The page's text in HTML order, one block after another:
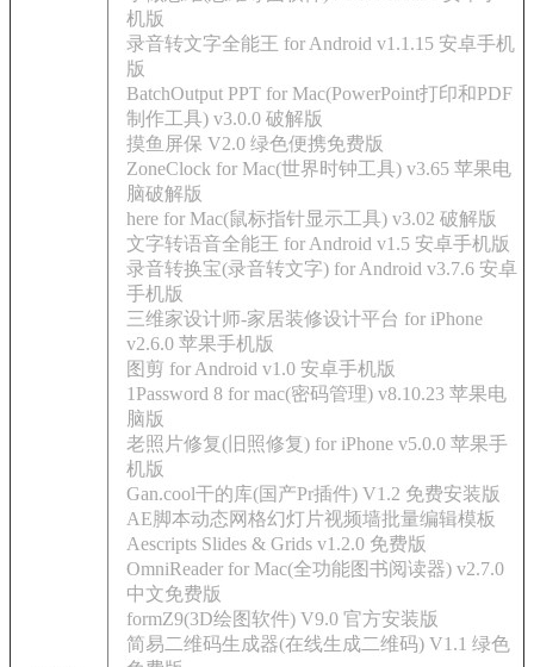
机版
录音转文字全能王 for Android v1.1.15 安卓手机
版
BatchOutput PPT for Mac(PowerPoint打印和PDF
制作工具) v3.0.0 破解版
摸鱼屏保 V2.0 绿色便携免费版
ZoneClock for Mac(世界时钟工具) v3.65 苹果电
脑破解版
here for Mac(鼠标指针显示工具) v3.02 破解版
文字转语音全能王 for Android v1.5 安卓手机版
录音转换宝(录音转文字) for Android v3.7.6 安卓
手机版
三维家设计师-家居装修设计平台 for iPhone
v2.6.0 苹果手机版
图剪 for Android v1.0 安卓手机版
1Password 8 for mac(密码管理) v8.10.23 苹果电
脑版
老照片修复(旧照修复) for iPhone v5.0.0 苹果手
机版
Gan.cool干的库(国产Pr插件) V1.2 免费安装版
AE脚本动态网格幻灯片视频墙批量编辑模板
Aescripts Slides & Grids v1.2.0 免费版
OmniReader for Mac(全功能图书阅读器) v2.7.0
中文免费版
formZ9(3D绘图软件) V9.0 官方安装版
简易二维码生成器(在线生成二维码) V1.1 绿色